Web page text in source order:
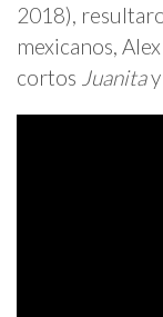
2018),
mexicanos,
cortos Juanitay